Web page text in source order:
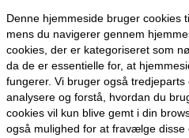
Denne hjemmeside bruger cookies
mens du navigerer gennem
cookies, der er kategoriseret som
da de er essentielle for, at
fungerer. Vi bruger også
analysere og forstå, hvordan du
cookies vil kun blive gemt i din
også mulighed for at fravælge